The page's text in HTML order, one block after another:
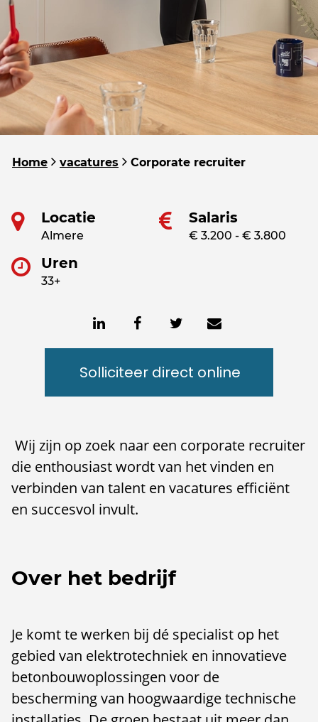
Home vacatures Corporate recruiter
Locatie
Almere
Salaris
€ 3.200 - € 3.800
Uren
33+
Solliciteer direct online
Wij zijn op zoek naar een corporate recruiter
die enthousiast wordt van het vinden en
verbinden van talent en vacatures efficiënt
en succesvol invult.
Over het bedrijf
Je komt te werken bij dé specialist op het
gebied van elektrotechniek en innovatieve
betonbouwoplossingen voor de
bescherming van hoogwaardige technische